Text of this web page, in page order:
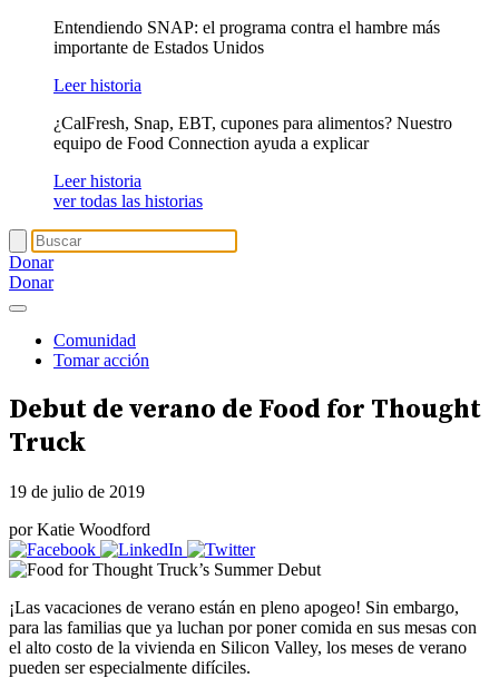
Entendiendo SNAP: el programa contra el hambre más
importante de Estados Unidos
Leer historia
¿CalFresh, Snap, EBT, cupones para alimentos? Nuestro
equipo de Food Connection ayuda a explicar
Leer historia
ver todas las historias
Donar
Donar
Comunidad
Tomar acción
Debut de verano de Food for Thought
Truck
19 de julio de 2019
por Katie Woodford
¡Las vacaciones de verano están en pleno apogeo! Sin embargo,
para las familias que ya luchan por poner comida en sus mesas con
el alto costo de la vivienda en Silicon Valley, los meses de verano
pueden ser especialmente difíciles.